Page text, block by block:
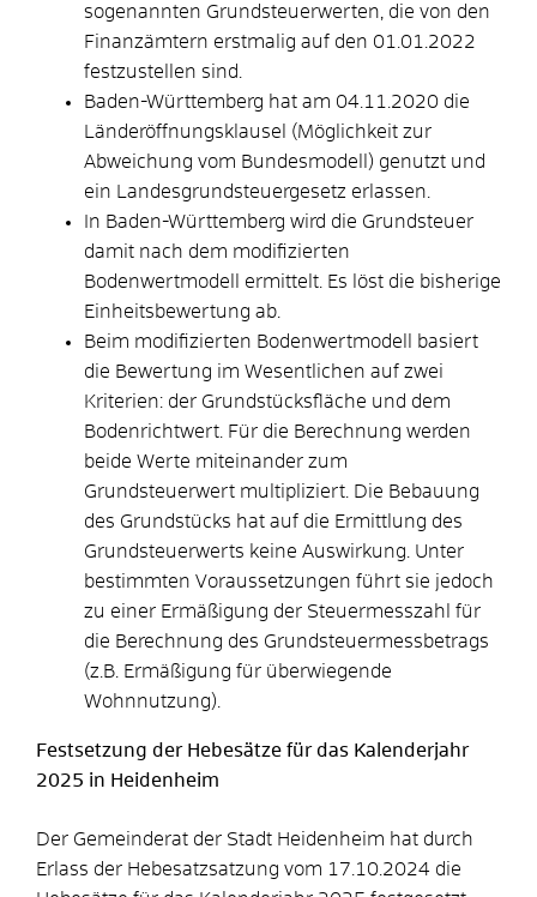
sogenannten Grundsteuerwerten, die von den
Finanzämtern erstmalig auf den 01.01.2022
festzustellen sind.
Baden-Württemberg hat am 04.11.2020 die
Länderöffnungsklausel (Möglichkeit zur
Abweichung vom Bundesmodell) genutzt und
ein Landesgrundsteuergesetz erlassen.
In Baden-Württemberg wird die Grundsteuer
damit nach dem modifizierten
Bodenwertmodell ermittelt. Es löst die bisherige
Einheitsbewertung ab.
Beim modifizierten Bodenwertmodell basiert
die Bewertung im Wesentlichen auf zwei
Kriterien: der Grundstücksfläche und dem
Bodenrichtwert. Für die Berechnung werden
beide Werte miteinander zum
Grundsteuerwert multipliziert. Die Bebauung
des Grundstücks hat auf die Ermittlung des
Grundsteuerwerts keine Auswirkung. Unter
bestimmten Voraussetzungen führt sie jedoch
zu einer Ermäßigung der Steuermesszahl für
die Berechnung des Grundsteuermessbetrags
(z.B. Ermäßigung für überwiegende
Wohnnutzung).
Festsetzung der Hebesätze für das Kalenderjahr
2025 in Heidenheim
Der Gemeinderat der Stadt Heidenheim hat durch
Erlass der Hebesatzsatzung vom 17.10.2024 die